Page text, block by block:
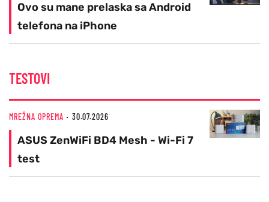
Ovo su mane prelaska sa Android
telefona na iPhone
TESTOVI
MREŽNA OPREMA 30.07.2026
ASUS ZenWiFi BD4 Mesh - Wi-Fi 7
test